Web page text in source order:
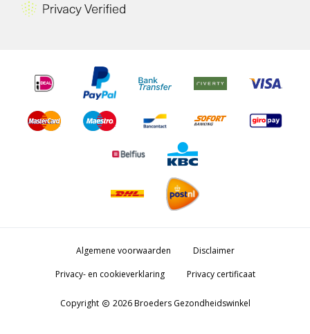
Algemene voorwaarden
Disclaimer
Privacy- en cookieverklaring
Privacy certificaat
Copyright copyright 2026 Broeders Gezondheidswinkel